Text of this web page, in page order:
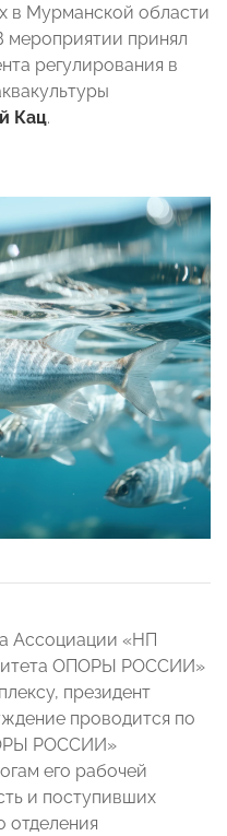
в Мурманской области
принял
регулирования в
Кац.
Ассоциации «НП
ОПОРЫ РОССИИ»
президент
проводится по
РОССИИ»
его рабочей
и поступивших
отделения